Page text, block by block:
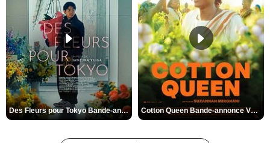
Des Fleurs pour Tokyo Bande-annonce VO STFR Cotton Queen Bande-annonce VO STFR